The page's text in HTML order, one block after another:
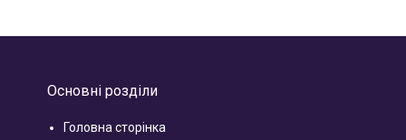
Основні розділи
Головна сторінка